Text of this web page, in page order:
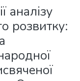
аналізу
розвитку: